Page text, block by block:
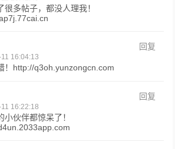
很多帖子，都没人理我！
回复
16:04:13
！http://q3oh.yunzongcn.com
回复
16:22:18
小伙伴都惊呆了！